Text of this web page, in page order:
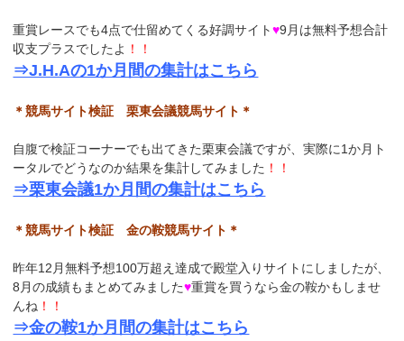
重賞レースでも4点で仕留めてくる好調サイト♥9月は無料予想合計
収支プラスでしたよ ！！
⇒J.H.Aの1か月間の集計はこちら
＊競馬サイト検証 栗東会議競馬サイト＊
自腹で検証コーナーでも出てきた栗東会議ですが、実際に1か月ト
ータルでどうなのか結果を集計してみました ！！
⇒栗東会議1か月間の集計はこちら
＊競馬サイト検証 金の鞍競馬サイト＊
昨年12月無料予想100万超え達成で殿堂入りサイトにしましたが、
8月の成績もまとめてみました♥重賞を買うなら金の鞍かもしませ
んね ！！
⇒金の鞍1か月間の集計はこちら